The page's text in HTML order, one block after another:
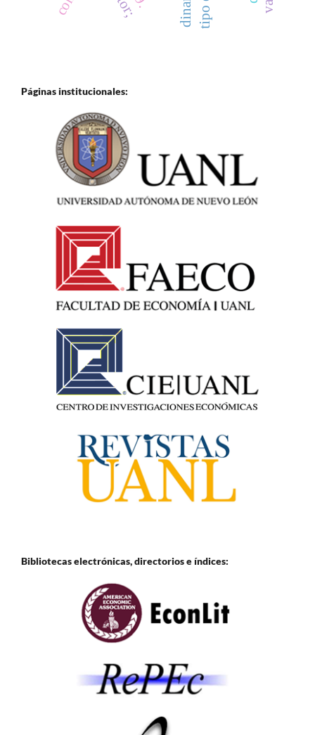
Páginas institucionales:
Bibliotecas electrónicas, directorios e índices: